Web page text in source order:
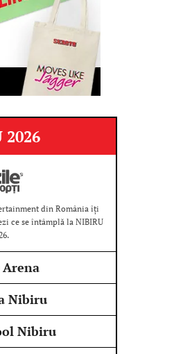
2026
din România îți
ce se întâmplă la NIBIRU
Nibiru
Nibiru